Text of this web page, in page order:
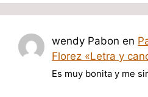
wendy Pabon en
Florez «Letra y
Es muy bonita y me